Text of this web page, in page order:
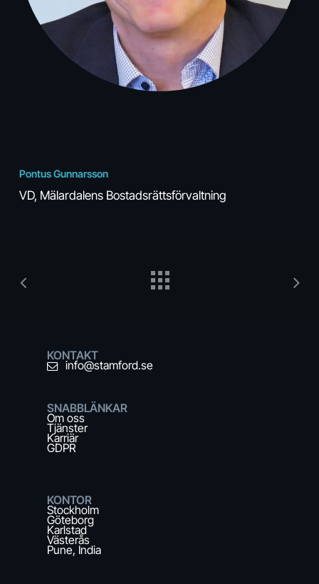
Pontus Gunnarsson
VD, Mälardalens Bostadsrätts­förvaltning
KONTOR
Stockholm
Göteborg
Karlstad
Västerås
Pune, India
SNABBLÄNKAR
Om oss
Tjänster
Karriär
GDPR
KONTAKT
info@stamford.se